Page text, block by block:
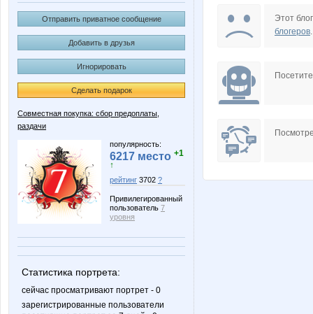
Отправить приватное сообщение
Добавить в друзья
Игнорировать
Сделать подарок
Совместная покупка: сбор предоплаты,
раздачи
популярность:
6217 место +1
↑
рейтинг 3702 ?
Привилегированный
пользователь 7
уровня
Статистика портрета:
сейчас просматривают портрет - 0
зарегистрированные пользователи
Mara-M MisSuri
Этот
блогеров.